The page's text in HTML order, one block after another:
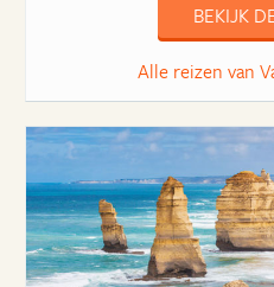
BEKIJK
Alle reizen van